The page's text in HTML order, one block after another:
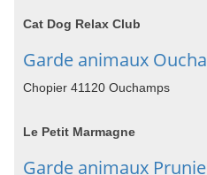
Cat Dog Relax Club
Garde animaux
Chopier 41120 Ouchamps
Le Petit Marmagne
Garde animaux